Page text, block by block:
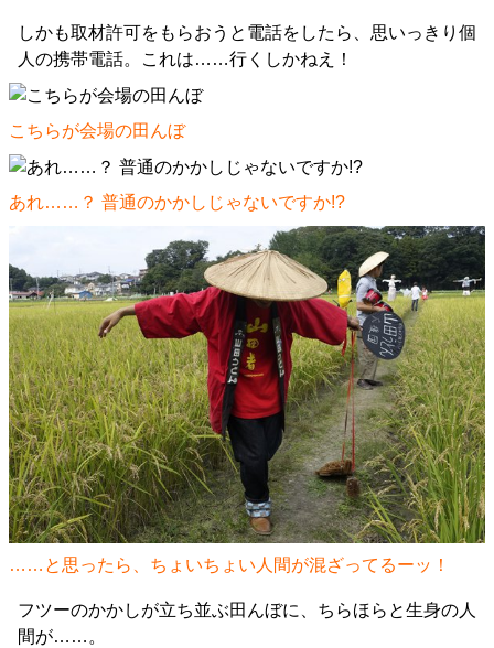
しかも取材許可をもらおうと電話をしたら、思いっきり個
人の携帯電話。これは……行くしかねえ！
こちらが会場の田んぼ
あれ……？ 普通のかかしじゃないですか!?
……と思ったら、ちょいちょい人間が混ざってるーッ！
フツーのかかしが立ち並ぶ田んぼに、ちらほらと生身の人
間が……。